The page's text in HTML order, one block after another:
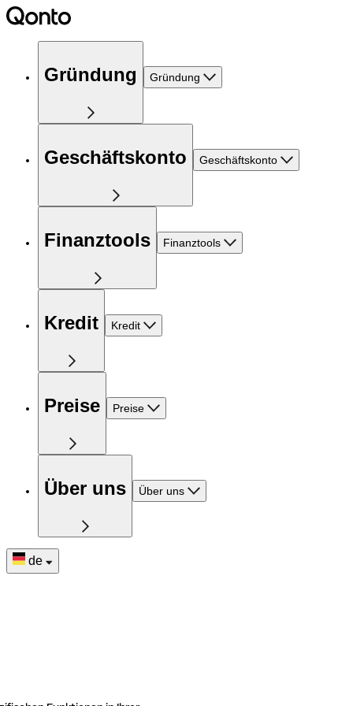
Gründung Gründung
Geschäftskonto Geschäftskonto
Finanztools Finanztools
Kredit Kredit
Preise Preise
Über uns Über uns
de